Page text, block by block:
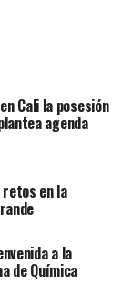
Cali la posesión
agenda
retos en la
a la
de Química